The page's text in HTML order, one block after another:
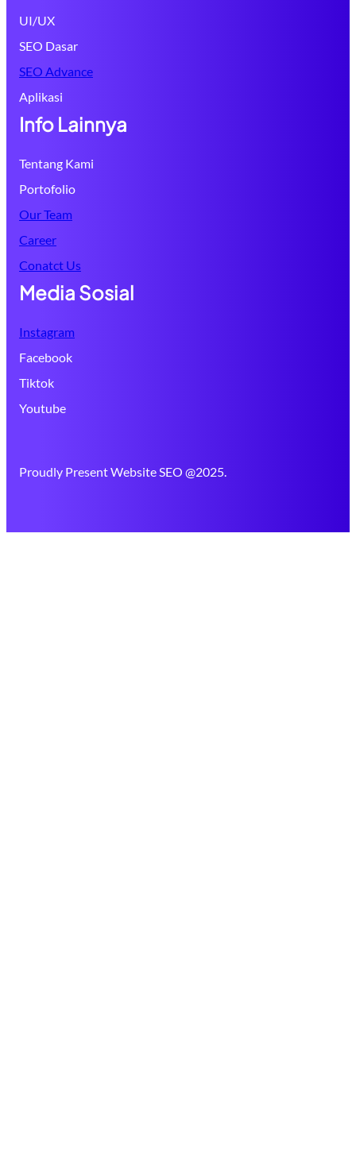
UI/UX
SEO Dasar
SEO Advance
Aplikasi
Info Lainnya
Tentang Kami
Portofolio
Our Team
Career
Conatct Us
Media Sosial
Instagram
Facebook
Tiktok
Youtube
Proudly Present Website SEO @2025.